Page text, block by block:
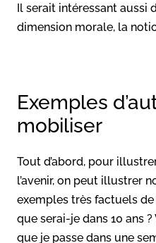
Il serait intéressant aussi
dimension morale, la
Exemples
mobiliser
Tout d’abord, pour
l’avenir, on peut illustrer
exemples très factuels
que serai-je dans 10 ans
que je passe dans une